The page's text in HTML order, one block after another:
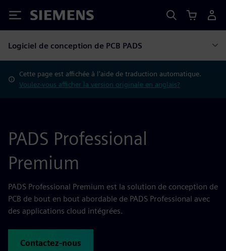
Siemens
Logiciel de conception de PCB PADS
Cette page est affichée à l'aide de traduction automatique.
Voulez-vous afficher la version originale en anglais?
PADS Professional
Premium
PADS Professional Premium est la solution de conception de
PCB de bout en bout abordable de PADS Professional avec
des applications cloud intégrées.
Contactez-nous